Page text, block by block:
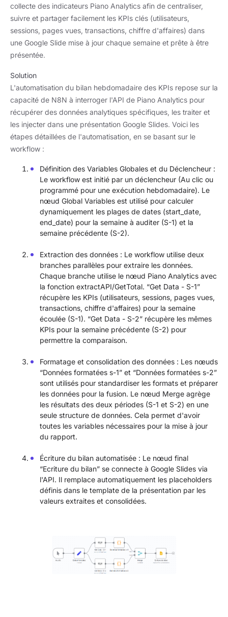
collecte des indicateurs Piano Analytics afin de centraliser,
suivre et partager facilement les KPIs clés (utilisateurs,
sessions, pages vues, transactions, chiffre d'affaires) dans
une Google Slide mise à jour chaque semaine et prête à être
présentée.
Solution
L'automatisation du bilan hebdomadaire des KPIs repose sur la
capacité de N8N à interroger l'API de Piano Analytics pour
récupérer des données analytiques spécifiques, les traiter et
les injecter dans une présentation Google Slides. Voici les
étapes détaillées de l'automatisation, en se basant sur le
workflow :
Définition des Variables Globales et du Déclencheur :
Le workflow est initié par un déclencheur (Au clic ou
programmé pour une exécution hebdomadaire). Le
nœud Global Variables est utilisé pour calculer
dynamiquement les plages de dates (start_date,
end_date) pour la semaine à auditer (S-1) et la
semaine précédente (S-2).
Extraction des données : Le workflow utilise deux
branches parallèles pour extraire les données.
Chaque branche utilise le nœud Piano Analytics avec
la fonction extractAPI/GetTotal. “Get Data - S-1”
récupère les KPIs (utilisateurs, sessions, pages vues,
transactions, chiffre d'affaires) pour la semaine
écoulée (S-1). “Get Data - S-2” récupère les mêmes
KPIs pour la semaine précédente (S-2) pour
permettre la comparaison.
Formatage et consolidation des données : Les nœuds
“Données formatées s-1” et “Données formatées s-2”
sont utilisés pour standardiser les formats et préparer
les données pour la fusion. Le nœud Merge agrège
les résultats des deux périodes (S-1 et S-2) en une
seule structure de données. Cela permet d'avoir
toutes les variables nécessaires pour la mise à jour
du rapport.
Écriture du bilan automatisée : Le nœud final
“Ecriture du bilan” se connecte à Google Slides via
l'API. Il remplace automatiquement les placeholders
définis dans le template de la présentation par les
valeurs extraites et consolidées.